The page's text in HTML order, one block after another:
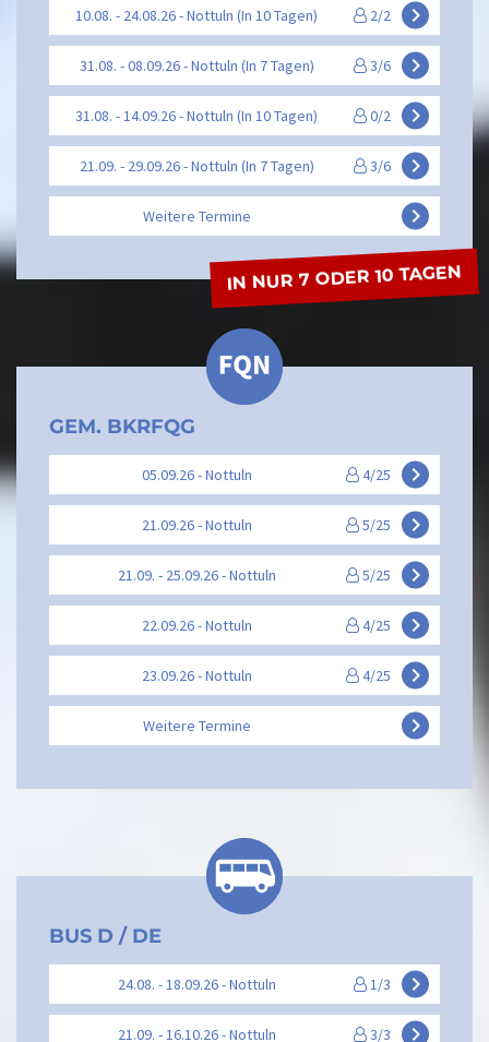
10.08. - 24.08.26 - Nottuln (In 10 Tagen) 2/2 keyboard_arrow_right
31.08. - 08.09.26 - Nottuln (In 7 Tagen) 3/6 keyboard_arrow_right
31.08. - 14.09.26 - Nottuln (In 10 Tagen) 0/2 keyboard_arrow_right
21.09. - 29.09.26 - Nottuln (In 7 Tagen) 3/6 keyboard_arrow_right
Weitere Termine keyboard_arrow_right
IN NUR 7 ODER 10 TAGEN
GEM. BKRFQG
05.09.26 - Nottuln 4/25 keyboard_arrow_right
21.09.26 - Nottuln 5/25 keyboard_arrow_right
21.09. - 25.09.26 - Nottuln 5/25 keyboard_arrow_right
22.09.26 - Nottuln 4/25 keyboard_arrow_right
23.09.26 - Nottuln 4/25 keyboard_arrow_right
Weitere Termine keyboard_arrow_right
BUS D / DE
24.08. - 18.09.26 - Nottuln 1/3 keyboard_arrow_right
21.09. - 16.10.26 - Nottuln 3/3 keyboard_arrow_right